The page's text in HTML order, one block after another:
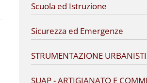
Scuola ed Istruzione
Sicurezza ed Emergenze
STRUMENTAZIONE
SUAP - ARTIGIANATO E